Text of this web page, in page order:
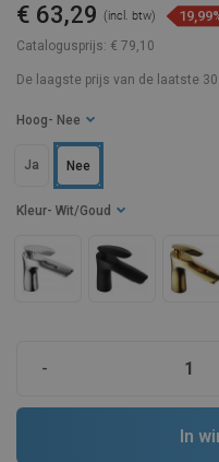
Catalogusprijs: € 79,10
€ 63,29 (incl. btw)
De laagste prijs van de laatste
Kleur - Wit/Goud
Hoog - Nee
Ja Nee
-
In